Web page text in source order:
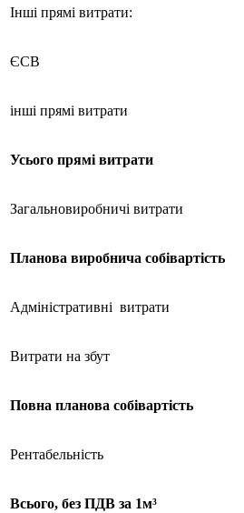
Інші прямі витрати:
ЄСВ
інші прямі витрати
Усього прямі витрати
Загальновиробничі витрати
Планова виробнича собівартість
Адміністративні витрати
Витрати на збут
Повна планова собівартість
Рентабельність
Всього, без ПДВ за 1м³